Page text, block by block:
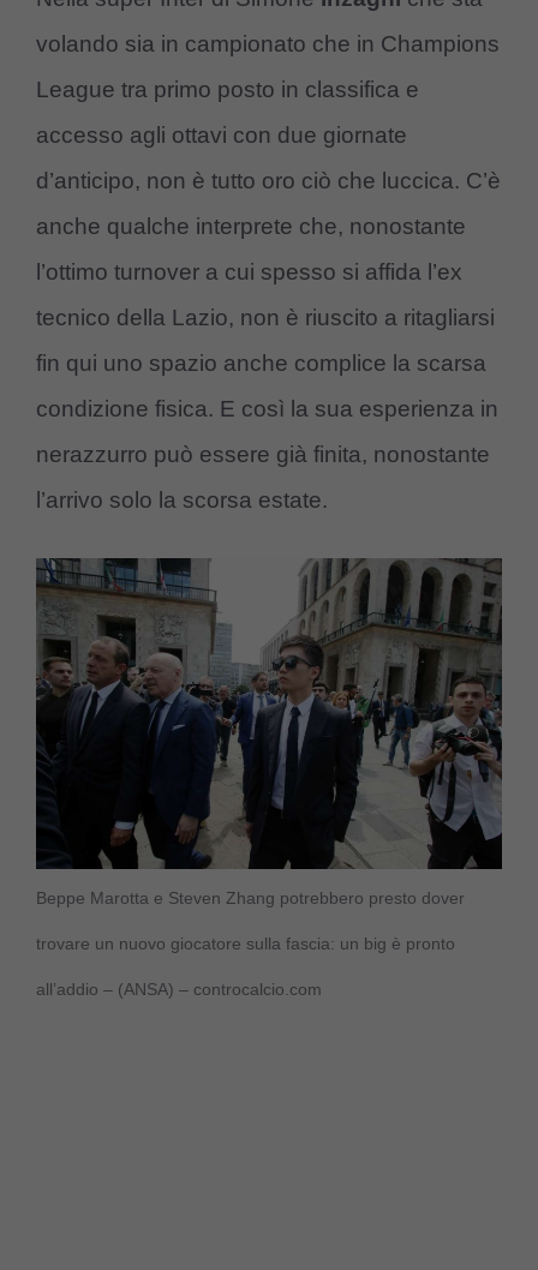
volando sia in campionato che in Champions
League tra primo posto in classifica e
accesso agli ottavi con due giornate
d’anticipo, non è tutto oro ciò che luccica. C’è
anche qualche interprete che, nonostante
l’ottimo turnover a cui spesso si affida l’ex
tecnico della Lazio, non è riuscito a ritagliarsi
fin qui uno spazio anche complice la scarsa
condizione fisica. E così la sua esperienza in
nerazzurro può essere già finita, nonostante
l’arrivo solo la scorsa estate.
Beppe Marotta e Steven Zhang potrebbero presto dover
trovare un nuovo giocatore sulla fascia: un big è pronto
all’addio – (ANSA) – controcalcio.com